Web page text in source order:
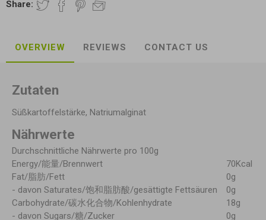
Share:
OVERVIEW REVIEWS CONTACT US
Zutaten
Süßkartoffelstärke, Natriumalginat
Nährwerte
Durchschnittliche Nährwerte pro 100g
Energy/能量/Brennwert
70Kcal
Fat/脂肪/Fett
0g
- davon Saturates/饱和脂肪酸/gesättigte Fettsäuren
0g
Carbohydrate/碳水化合物/Kohlenhydrate
18g
- davon Sugars/糖/Zucker
0g